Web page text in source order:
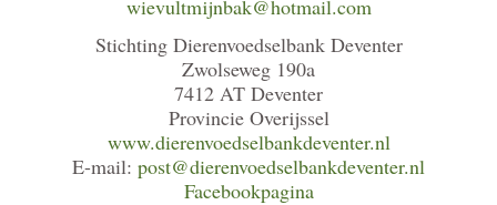
wievultmijnbak@hotmail.com
Stichting Dierenvoedselbank Deventer
Zwolseweg 190a
7412 AT Deventer
Provincie Overijssel
www.dierenvoedselbankdeventer.nl
E-mail: post@dierenvoedselbankdeventer.nl
Facebookpagina